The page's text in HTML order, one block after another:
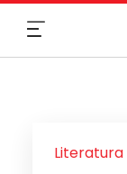
Literatura